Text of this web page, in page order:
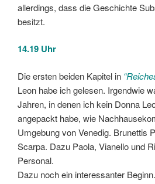
allerdings, dass die Geschichte
besitzt.
14.19 Uhr
Die ersten beiden Kapitel in
Leon habe ich gelesen. Irgendwie
Jahren, in denen ich kein Donna
angepackt habe, wie
Umgebung von Venedig. Brunettis
Scarpa. Dazu Paola, Vianello und
Personal.
Dazu noch ein interessanter